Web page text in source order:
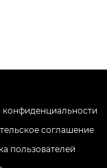
конфиденциальности
соглашение
пользователей